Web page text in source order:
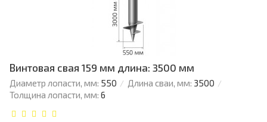
Винтовая свая 159 мм длина: 3500 мм
Диаметр лопасти, мм: 550 Длина сваи, мм: 3500
Толщина лопасти, мм: 6